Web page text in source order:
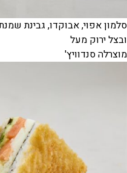
סלמון אפוי, אבוקדו, גבינת
ובצל ירוק מעל
מוצרלה סנדוויץ'